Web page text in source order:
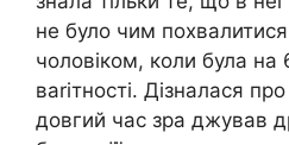
не було чим
чоловіком, коли була на
ваriтності. Дізналася
довгий час зра джував